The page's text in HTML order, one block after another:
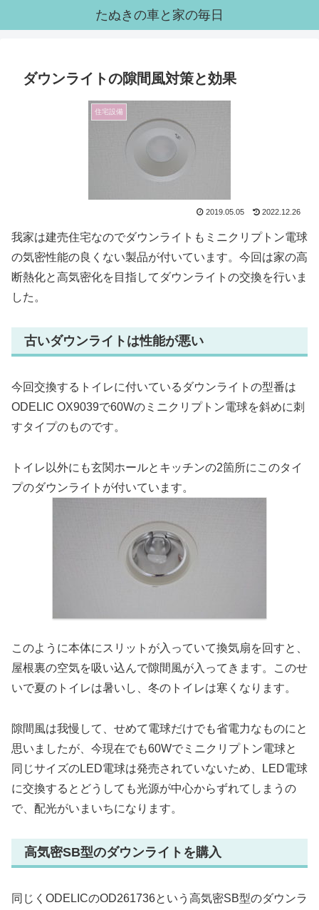
たぬきの車と家の毎日
ダウンライトの隙間風対策と効果
住宅設備
2019.05.05 2022.12.26
我家は建売住宅なのでダウンライトもミニクリプトン電球
の気密性能の良くない製品が付いています。今回は家の高
断熱化と高気密化を目指してダウンライトの交換を行いま
した。
古いダウンライトは性能が悪い
今回交換するトイレに付いているダウンライトの型番は
ODELIC OX9039で60Wのミニクリプトン電球を斜めに刺
すタイプのものです。
トイレ以外にも玄関ホールとキッチンの2箇所にこのタイ
プのダウンライトが付いています。
このように本体にスリットが入っていて換気扇を回すと、
屋根裏の空気を吸い込んで隙間風が入ってきます。このせ
いで夏のトイレは暑いし、冬のトイレは寒くなります。
隙間風は我慢して、せめて電球だけでも省電力なものにと
思いましたが、今現在でも60Wでミニクリプトン電球と
同じサイズのLED電球は発売されていないため、LED電球
に交換するとどうしても光源が中心からずれてしまうの
で、配光がいまいちになります。
高気密SB型のダウンライトを購入
同じくODELICのOD261736という高気密SB型のダウンラ